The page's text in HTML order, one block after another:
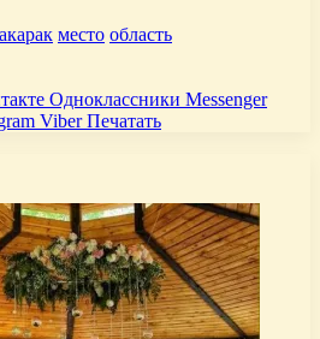
место область
Одноклассники Messenger
Viber Печатать